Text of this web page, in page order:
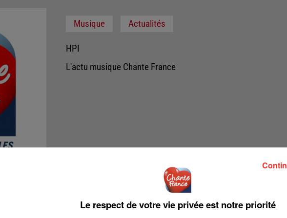
Musique Actualités
HPI
L'actu musique Chante France
Le respect de votre vie privée est notre priorité